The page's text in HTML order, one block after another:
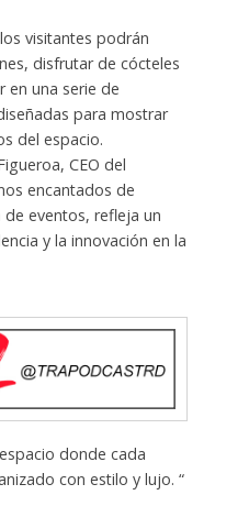
visitantes podrán
disfrutar de cócteles
en una serie de
para mostrar
del espacio.
CEO del
encantados de
eventos, refleja un
y la innovación en la
donde cada
con estilo y lujo. “